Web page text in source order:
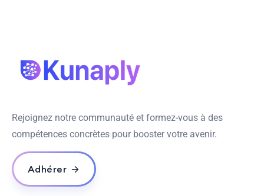
Rejoignez notre communauté et formez-vous à des
compétences concrètes pour booster votre avenir.
Adhérer